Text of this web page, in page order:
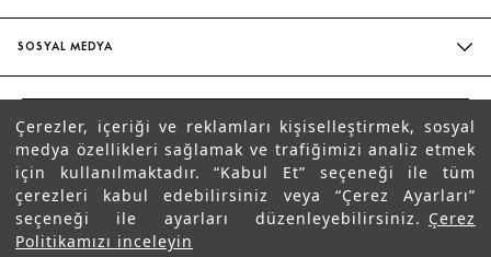
Çerezler, içeriği ve reklamları kişiselleştirmek, sosyal
medya özellikleri sağlamak ve trafiğimizi analiz etmek
için kullanılmaktadır. “Kabul Et” seçeneği ile tüm
çerezleri kabul edebilirsiniz veya “Çerez Ayarları”
seçeneği ile ayarları düzenleyebilirsiniz. Çerez
Politikamızı inceleyin
ATÖLYE
KADIN ŞORT & ETEK
AYAKKABI
ÇANTA
ŞORT & PANTOLON
AYAKKABI
ÇANTA
T-SHIRT & SWEATSHIRT
SOSYAL MEDYA
INSTAGRAM
TIKTOK
PINTEREST
SPOTIFY
SANDRO
Mesaj Gönder
WHATSAPP DESTEK